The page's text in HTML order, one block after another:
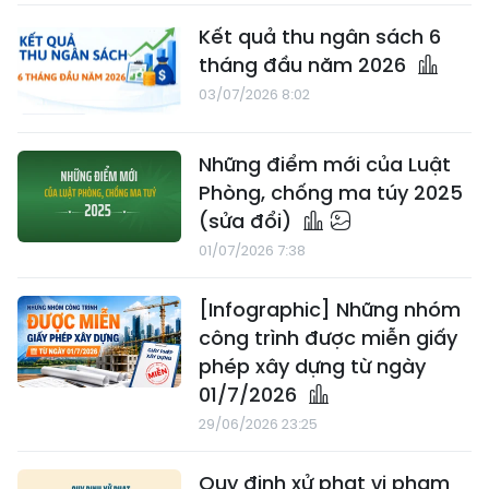
Kết quả thu ngân sách 6
tháng đầu năm 2026
03/07/2026 8:02
Những điểm mới của Luật
Phòng, chống ma túy 2025
(sửa đổi)
01/07/2026 7:38
[Infographic] Những nhóm
công trình được miễn giấy
phép xây dựng từ ngày
01/7/2026
29/06/2026 23:25
Quy định xử phạt vi phạm